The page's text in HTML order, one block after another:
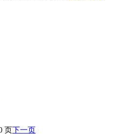
页下一页